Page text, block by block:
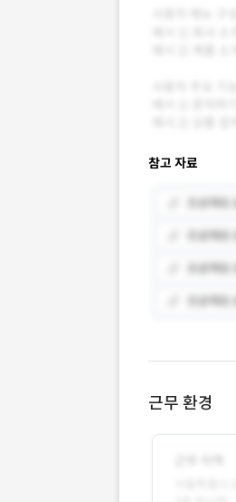
참고 자료
근무 환경